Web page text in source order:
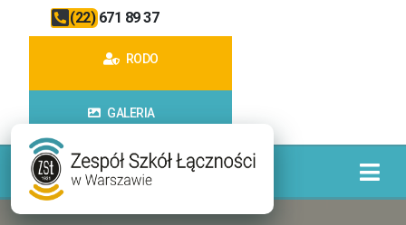
(22) 671 89 37
RODO
GALERIA